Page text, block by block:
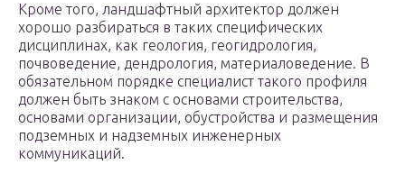
Кроме того, ландшафтный архитектор должен
хорошо разбираться в таких специфических
дисциплинах, как геология, геогидрология,
почвоведение, дендрология, материаловедение. В
обязательном порядке специалист такого профиля
должен быть знаком с основами строительства,
основами организации, обустройства и размещения
подземных и надземных инженерных
коммуникаций.